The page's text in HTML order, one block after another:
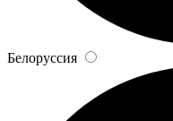
Белоруссия